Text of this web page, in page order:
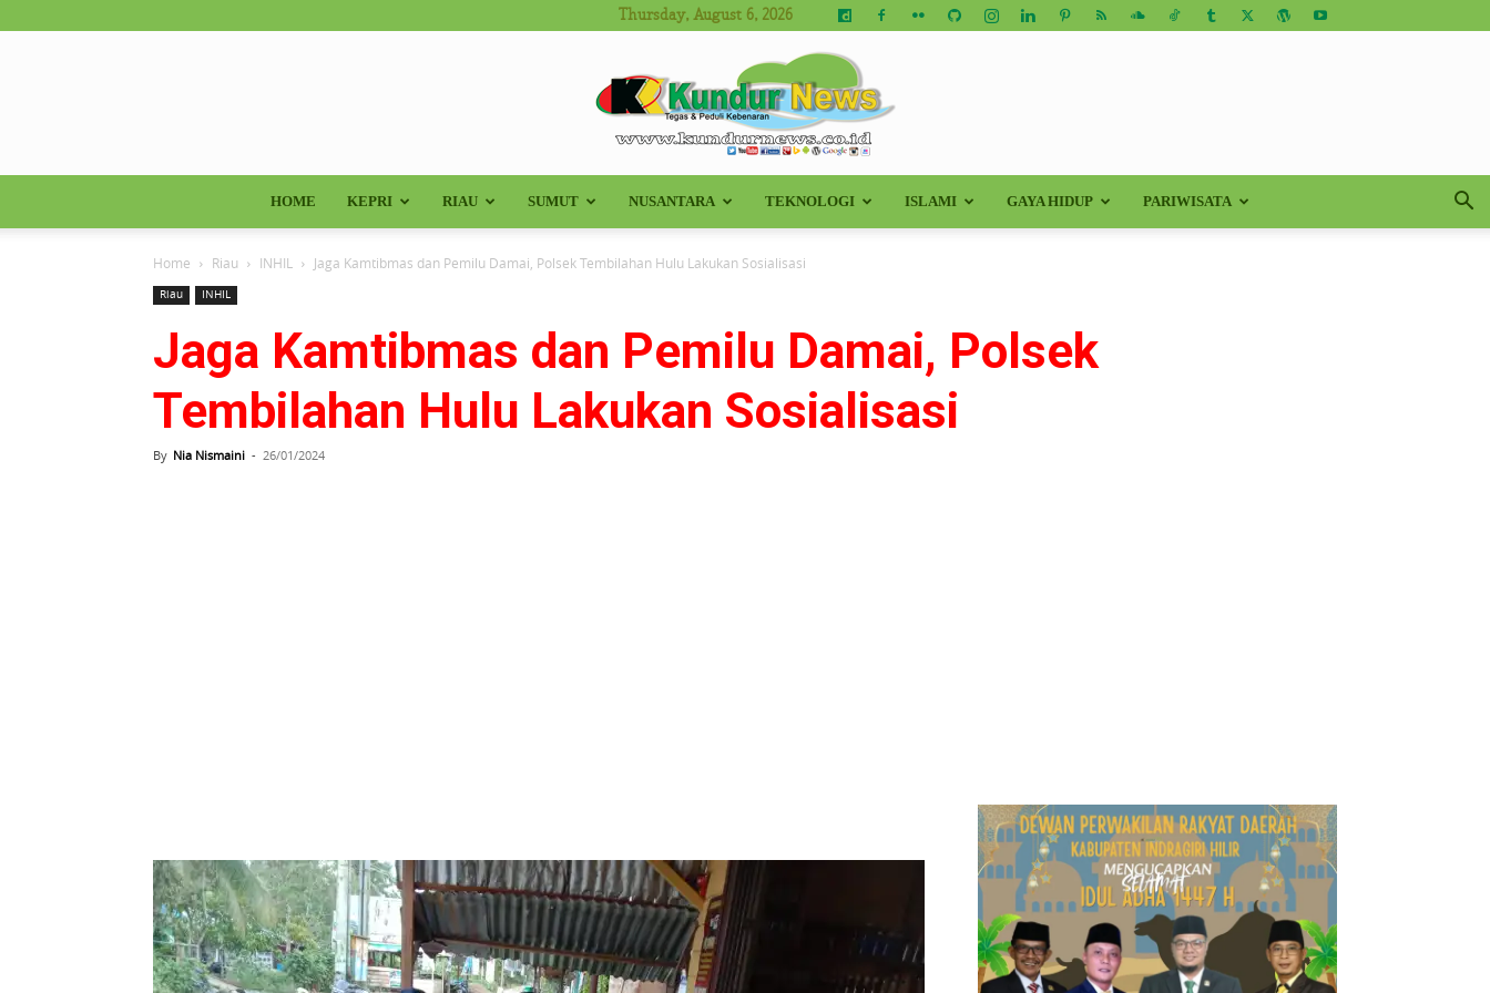
Thursday, August 6, 2026
Kundur
News
HOME KEPRI RIAU SUMUT NUSANTARA TEKNOLOGI ISLAMI GAYA HIDUP PARIWISATA
Home Riau INHIL Jaga Kamtibmas dan Pemilu Damai, Polsek Tembilahan Hulu Lakukan Sosialisasi
Riau INHIL
Jaga Kamtibmas dan Pemilu Damai, Polsek
Tembilahan Hulu Lakukan Sosialisasi
By Nia Nismaini - 26/01/2024